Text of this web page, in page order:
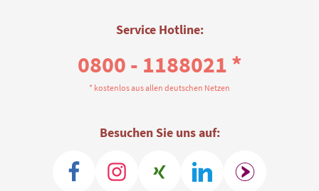
Service Hotline:
0800 - 1188021 *
* kostenlos aus allen deutschen Netzen
Besuchen Sie uns auf: